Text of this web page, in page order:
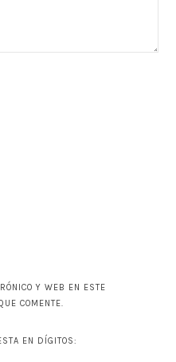
Y WEB EN ESTE
COMENTE.
EN DÍGITOS: